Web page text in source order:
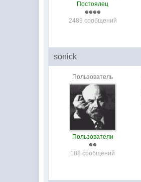
Постоялец
2489 сообщений
sonick
Пользователь
Пользователи
188 сообщений